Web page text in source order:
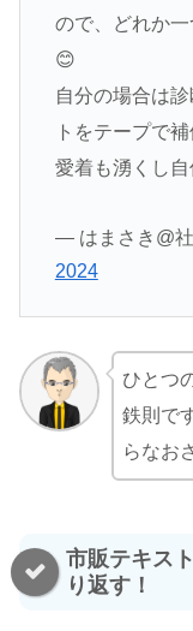
ので、どれか
😊
自分の場合は
トをテープで
愛着も湧くし
— はまさき@
2024
ひとつ
鉄則で
らなお
市販テキス
り返す！